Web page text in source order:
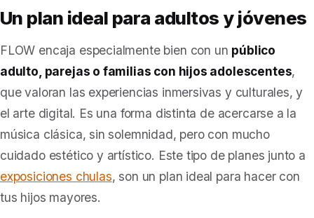
Un plan ideal para adultos y jóvenes
FLOW encaja especialmente bien con un público
adulto, parejas o familias con hijos adolescentes,
que valoran las experiencias inmersivas y culturales, y
el arte digital. Es una forma distinta de acercarse a la
música clásica, sin solemnidad, pero con mucho
cuidado estético y artístico. Este tipo de planes junto a
exposiciones chulas, son un plan ideal para hacer con
tus hijos mayores.